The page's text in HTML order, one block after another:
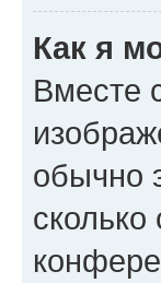
Как я
Вместе
обычно